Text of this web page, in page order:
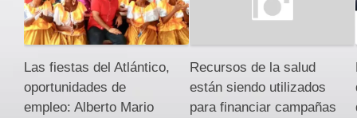
Las fiestas del Atlántico,
oportunidades de
empleo: Alberto Mario
Recursos de la salud
están siendo utilizados
para financiar campañas